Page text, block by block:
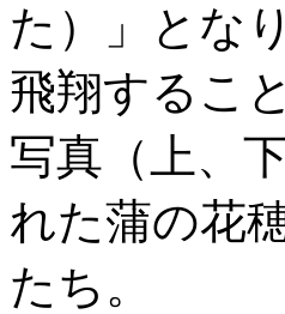
た）」とな
飛翔するこ
写真（上、
れた蒲の花
たち。